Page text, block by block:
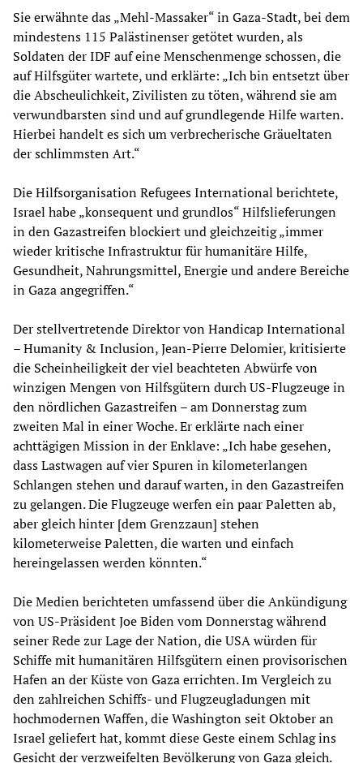
Sie erwähnte das „Mehl-Massaker“ in Gaza-Stadt, bei dem
mindestens 115 Palästinenser getötet wurden, als
Soldaten der IDF auf eine Menschenmenge schossen, die
auf Hilfsgüter wartete, und erklärte: „Ich bin entsetzt über
die Abscheulichkeit, Zivilisten zu töten, während sie am
verwundbarsten sind und auf grundlegende Hilfe warten.
Hierbei handelt es sich um verbrecherische Gräueltaten
der schlimmsten Art.“
Die Hilfsorganisation Refugees International berichtete,
Israel habe „konsequent und grundlos“ Hilfslieferungen
in den Gazastreifen blockiert und gleichzeitig „immer
wieder kritische Infrastruktur für humanitäre Hilfe,
Gesundheit, Nahrungsmittel, Energie und andere Bereiche
in Gaza angegriffen.“
Der stellvertretende Direktor von Handicap International
– Humanity & Inclusion, Jean-Pierre Delomier, kritisierte
die Scheinheiligkeit der viel beachteten Abwürfe von
winzigen Mengen von Hilfsgütern durch US-Flugzeuge in
den nördlichen Gazastreifen – am Donnerstag zum
zweiten Mal in einer Woche. Er erklärte nach einer
achttägigen Mission in der Enklave: „Ich habe gesehen,
dass Lastwagen auf vier Spuren in kilometerlangen
Schlangen stehen und darauf warten, in den Gazastreifen
zu gelangen. Die Flugzeuge werfen ein paar Paletten ab,
aber gleich hinter [dem Grenzzaun] stehen
kilometerweise Paletten, die warten und einfach
hereingelassen werden könnten.“
Die Medien berichteten umfassend über die Ankündigung
von US-Präsident Joe Biden vom Donnerstag während
seiner Rede zur Lage der Nation, die USA würden für
Schiffe mit humanitären Hilfsgütern einen provisorischen
Hafen an der Küste von Gaza errichten. Im Vergleich zu
den zahlreichen Schiffs- und Flugzeugladungen mit
hochmodernen Waffen, die Washington seit Oktober an
Israel geliefert hat, kommt diese Geste einem Schlag ins
Gesicht der verzweifelten Bevölkerung von Gaza gleich.